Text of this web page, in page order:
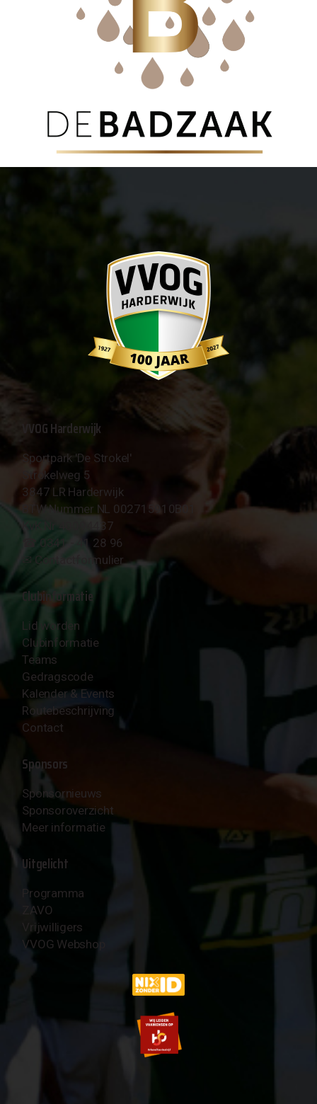
VVOG Harderwijk
Sportpark 'De Strokel'
Strokelweg 5
3847 LR Harderwijk
BTW Nummer NL 002715910B01
KvK Nr 40094437
☎︎ 0341 - 41 28 96
✉︎ Contactformulier
Clubinformatie
Lid worden
Clubinformatie
Teams
Gedragscode
Kalender & Events
Routebeschrijving
Contact
Sponsors
Sponsornieuws
Sponsoroverzicht
Meer informatie
Uitgelicht
Programma
ZAVO
Vrijwilligers
VVOG Webshop